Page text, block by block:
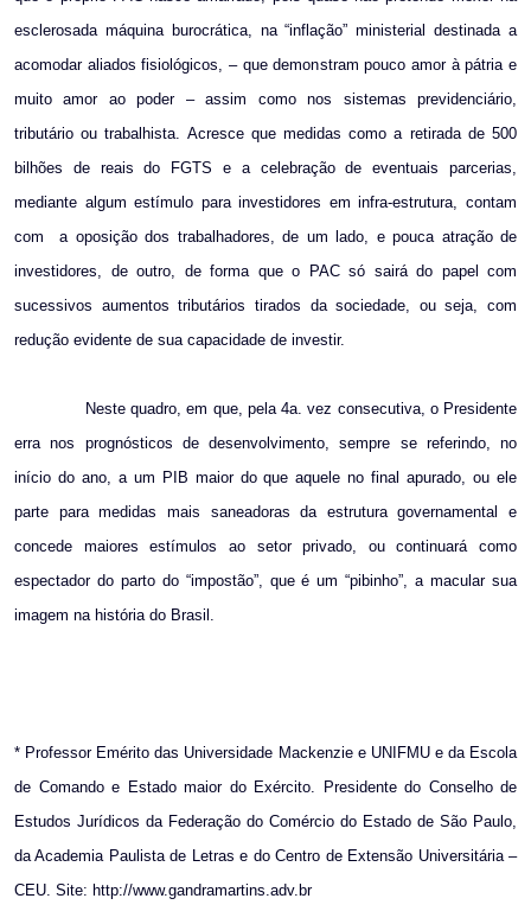
esclerosada máquina burocrática, na “inflação” ministerial destinada a
acomodar aliados fisiológicos, – que demonstram pouco amor à pátria e
muito amor ao poder – assim como nos sistemas previdenciário,
tributário ou trabalhista. Acresce que medidas como a retirada de 500
bilhões de reais do FGTS e a celebração de eventuais parcerias,
mediante algum estímulo para investidores em infra-estrutura, contam
com
a oposição dos trabalhadores, de um lado, e pouca atração de
investidores, de outro, de forma que o PAC só sairá do papel com
sucessivos aumentos tributários tirados da sociedade, ou seja, com
redução evidente de sua capacidade de investir.
Neste quadro, em que, pela 4a. vez consecutiva, o Presidente
erra nos prognósticos de desenvolvimento, sempre se referindo, no
início do ano, a um PIB maior do que aquele no final apurado, ou ele
parte para medidas mais saneadoras da estrutura governamental e
concede maiores estímulos ao setor privado, ou continuará como
espectador do parto do “impostão”, que é um “pibinho”, a macular sua
imagem na história do Brasil.
* Professor Emérito das Universidade Mackenzie e UNIFMU e da Escola
de Comando e Estado maior do Exército. Presidente do Conselho de
Estudos Jurídicos da Federação do Comércio do Estado de São Paulo,
da Academia Paulista de Letras e do Centro de Extensão Universitária –
CEU. Site: http://www.gandramartins.adv.br